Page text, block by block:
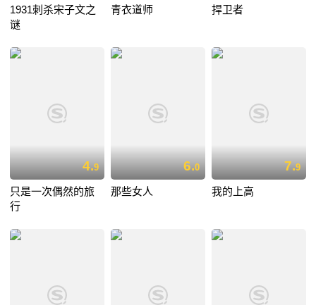
1931刺杀宋子文之
谜
青衣道师 捍卫者
4.9
只是一次偶然的旅
行
6.0
那些女人
7.9
我的上高